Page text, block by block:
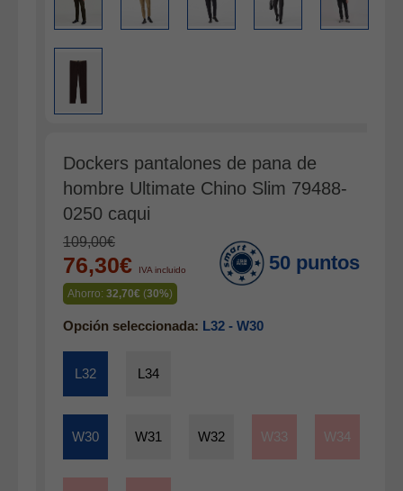
Cinturones
Calcetines
Calzado
Gabardina verano hombre
Pana mujer
Ropa interior
Dockers pantalones de pana de
hombre Ultimate Chino Slim 79488-
0250 caqui
109,00€
76,30€ IVA incluido
Ahorro: 32,70€ (30%)
50 puntos
Opción seleccionada: L32 - W30
L32 L34
W30 W31 W32 W33 W34